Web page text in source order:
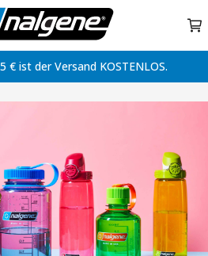
€ ist der Versand KOSTENLOS.